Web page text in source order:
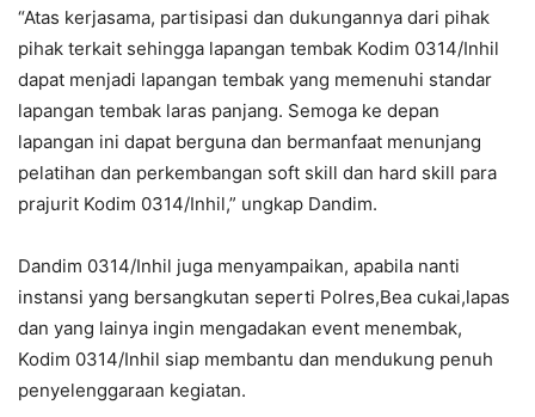
“Atas kerjasama, partisipasi dan dukungannya dari pihak
pihak terkait sehingga lapangan tembak Kodim 0314/Inhil
dapat menjadi lapangan tembak yang memenuhi standar
lapangan tembak laras panjang. Semoga ke depan
lapangan ini dapat berguna dan bermanfaat menunjang
pelatihan dan perkembangan soft skill dan hard skill para
prajurit Kodim 0314/Inhil,” ungkap Dandim.
Dandim 0314/Inhil juga menyampaikan, apabila nanti
instansi yang bersangkutan seperti Polres,Bea cukai,lapas
dan yang lainya ingin mengadakan event menembak,
Kodim 0314/Inhil siap membantu dan mendukung penuh
penyelenggaraan kegiatan.